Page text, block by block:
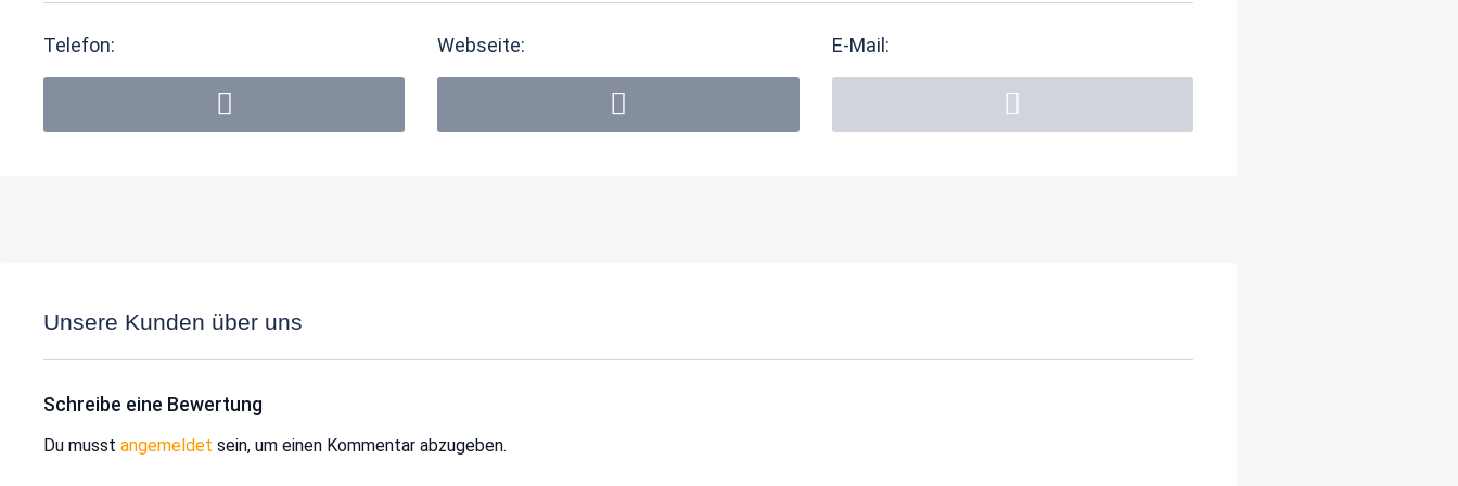
Telefon: Webseite: E-Mail:
Unsere Kunden über uns
Schreibe eine Bewertung
Du musst angemeldet sein, um einen Kommentar abzugeben.